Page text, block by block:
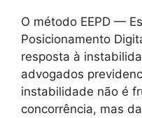
O método EEPD —
Posicionamento
resposta à
advogados
instabilidade não é
concorrência, mas